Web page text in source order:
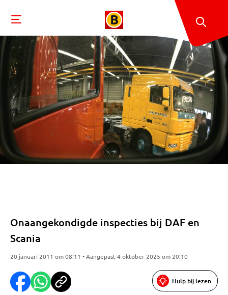
Onaangekondigde inspecties bij DAF en
Scania
20 januari 2011 om 08:11 • Aangepast 4 oktober 2025 om 20:10
Hulp bij lezen